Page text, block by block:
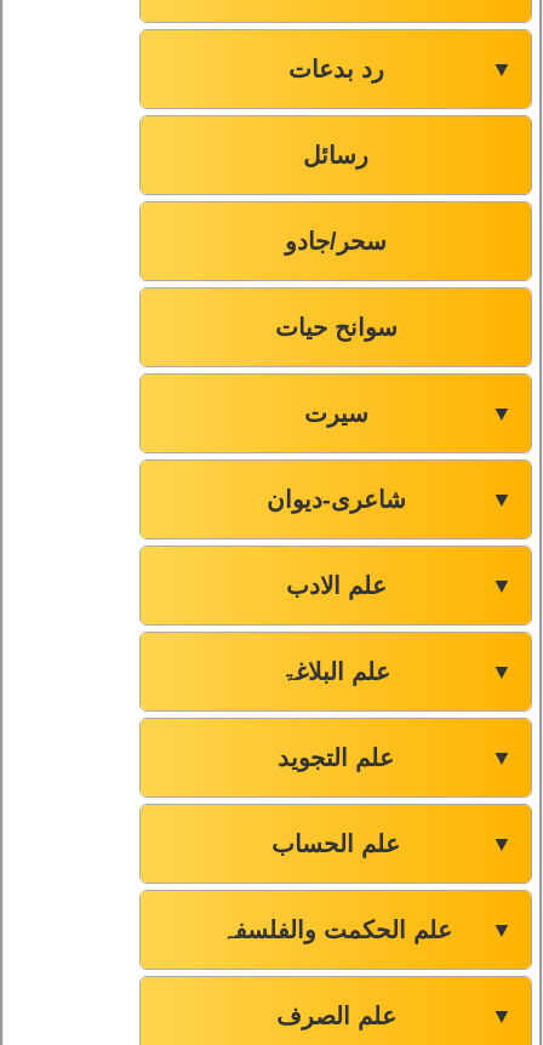
رد بدعات ▼
رسائل
سحر/جادو
سوانح حیات
سیرت ▼
شاعری-دیوان ▼
علم الادب ▼
علم البلاغۃ ▼
علم التجوید ▼
علم الحساب ▼
علم الحکمت والفلسفہ ▼
علم الصرف ▼